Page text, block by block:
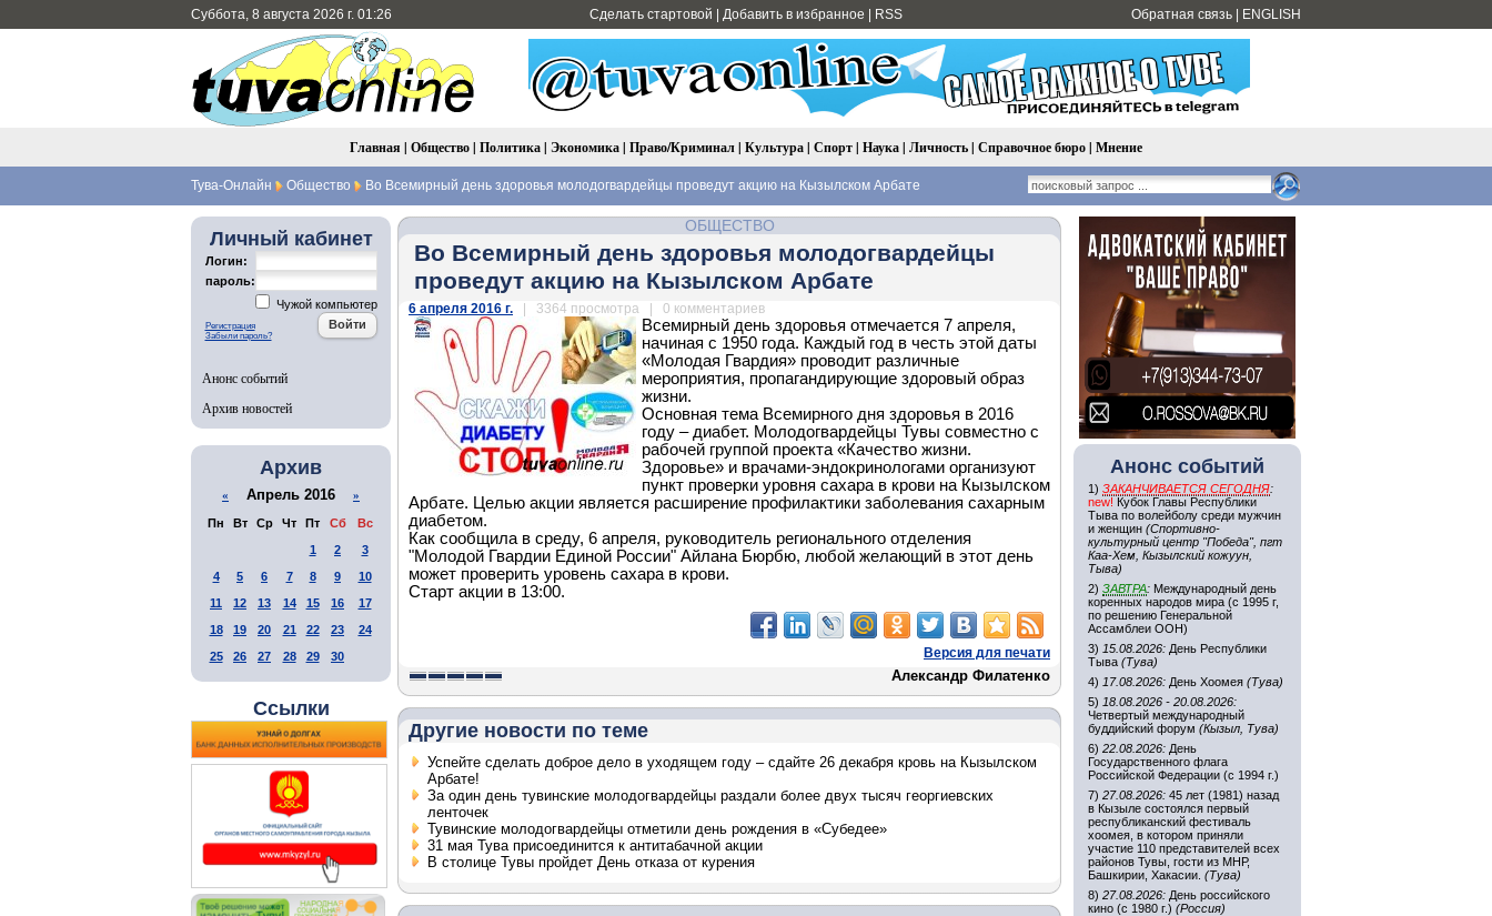
Суббота, 8 августа 2026 г. 01:26 Сделать стартовой Добавить в избранное RSS Обратная связь ENGLISH
Главная | Общество| Политика| Экономика| Право/Криминал| Культура| Спорт| Наука| Личность| Справочное бюро| Мнение
Тува-Онлайн Общество Во Всемирный день здоровья молодогвардейцы проведут акцию на Кызылском Арбате
Личный кабинет
Логин:
пароль:
Чужой компьютер
Регистрация
Забыли пароль?
Анонс событий
Архив новостей
Архив
« Апрель 2016 »
Пн Вт Ср Чт Пт Сб
Вс
1
2
3
4
5 6 7 8 9
10
11
12 13 14 15 16
17
18
19 20 21 22 23
24
25
26 27 28 29 30
Ссылки
ОБЩЕСТВО
Во Всемирный день здоровья молодогвардейцы
проведут акцию на Кызылском Арбате
6 апреля 2016 г. | 3364 просмотра | 0 комментариев
Всемирный день здоровья отмечается 7 апреля,
начиная с 1950 года. Каждый год в честь этой даты
«Молодая Гвардия» проводит различные
мероприятия, пропагандирующие здоровый образ
жизни.
Основная тема Всемирного дня здоровья в 2016
году – диабет. Молодогвардейцы Тувы совместно с
рабочей группой проекта «Качество жизни.
Здоровье» и врачами-эндокринологами организуют
пункт проверки уровня сахара в крови на Кызылском
Арбате. Целью акции является расширение профилактики заболевания сахарным
диабетом.
Как сообщила в среду, 6 апреля, руководитель регионального отделения
"Молодой Гвардии Единой России" Айлана Бюрбю, любой желающий в этот день
может проверить уровень сахара в крови.
Старт акции в 13:00.
Версия для печати
Александр Филатенко
Другие новости по теме
Успейте сделать доброе дело в уходящем году – сдайте 26 декабря кровь на Кызылском
Арбате!
За один день тувинские молодогвардейцы раздали более двух тысяч георгиевских
ленточек
Тувинские молодогвардейцы отметили день рождения в «Субедее»
31 мая Тува присоединится к антитабачной акции
В столице Тувы пройдет День отказа от курения
Анонс событий
1) ЗАКАНЧИВАЕТСЯ СЕГОДНЯ:
new! Кубок Главы Республики
Тыва по волейболу среди мужчин
и женщин (Спортивно-
культурный центр "Победа", пгт
Каа-Хем, Кызылский кожуун,
Тыва)
2) ЗАВТРА: Международный день
коренных народов мира (с 1995 г,
по решению Генеральной
Ассамблеи ООН)
3) 15.08.2026: День Республики
Тыва (Тува)
4) 17.08.2026: День Хоомея (Тува)
5) 18.08.2026 - 20.08.2026:
Четвертый международный
буддийский форум (Кызыл, Тува)
6) 22.08.2026: День
Государственного флага
Российской Федерации (с 1994 г.)
7) 27.08.2026: 45 лет (1981) назад
в Кызыле состоялся первый
республиканский фестиваль
хоомея, в котором приняли
участие 110 представителей всех
районов Тувы, гости из МНР,
Башкирии, Хакасии. (Тува)
8) 27.08.2026: День российского
кино (с 1980 г.) (Россия)